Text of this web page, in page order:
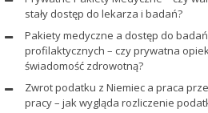
stały dostęp do lekarza i badań?
Pakiety medyczne a dostęp do badań
profilaktycznych – czy prywatna
świadomość zdrowotną?
Zwrot podatku z Niemiec a praca
pracy – jak wygląda rozliczenie